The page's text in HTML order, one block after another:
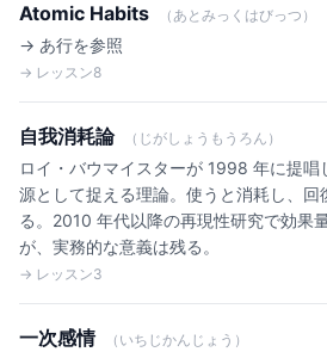
Atomic Habits （あとみっくはびっつ）
→ あ行を参照
→ レッスン8
自我消耗論 （じがしょうもうろん）
ロイ・バウマイスターが 1998 年に提唱
源として捉える理論。使うと消耗し、
る。2010 年代以降の再現性研究で効果
が、実務的な意義は残る。
→ レッスン3
一次感情 （いちじかんじょう）